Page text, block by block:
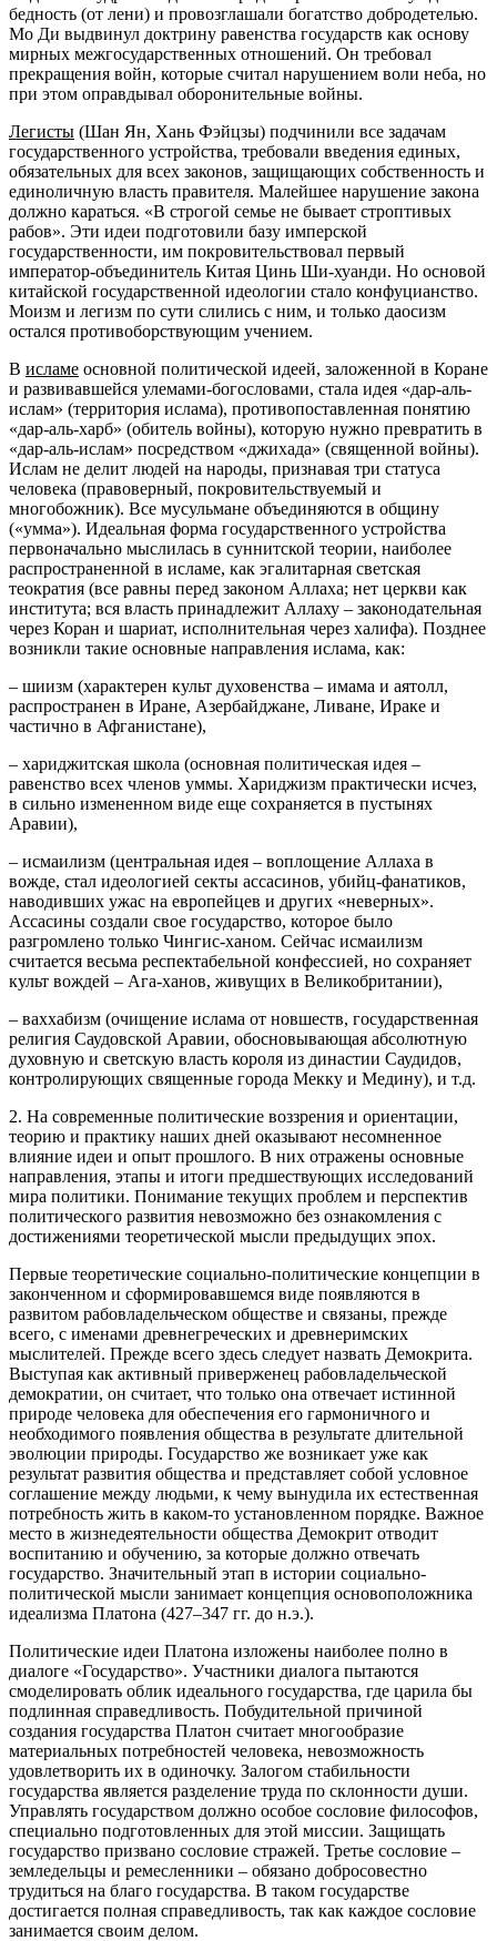
бедность (от лени) и провозглашали богатство добродетелью.
Мо Ди выдвинул доктрину равенства государств как основу
мирных межгосударственных отношений. Он требовал
прекращения войн, которые считал нарушением воли неба, но
при этом оправдывал оборонительные войны.
Легисты (Шан Ян, Хань Фэйцзы) подчинили все задачам
государственного устройства, требовали введения единых,
обязательных для всех законов, защищающих собственность и
единоличную власть правителя. Малейшее нарушение закона
должно караться. «В строгой семье не бывает строптивых
рабов». Эти идеи подготовили базу имперской
государственности, им покровительствовал первый
император-объединитель Китая Цинь Ши-хуанди. Но основой
китайской государственной идеологии стало конфуцианство.
Моизм и легизм по сути слились с ним, и только даосизм
остался противоборствующим учением.
В исламе основной политической идеей, заложенной в Коране
и развивавшейся улемами-богословами, стала идея «дар-аль-
ислам» (территория ислама), противопоставленная понятию
«дар-аль-харб» (обитель войны), которую нужно превратить в
«дар-аль-ислам» посредством «джихада» (священной войны).
Ислам не делит людей на народы, признавая три статуса
человека (правоверный, покровительствуемый и
многобожник). Все мусульмане объединяются в общину
(«умма»). Идеальная форма государственного устройства
первоначально мыслилась в суннитской теории, наиболее
распространенной в исламе, как эгалитарная светская
теократия (все равны перед законом Аллаха; нет церкви как
института; вся власть принадлежит Аллаху – законодательная
через Коран и шариат, исполнительная через халифа). Позднее
возникли такие основные направления ислама, как:
– шиизм (характерен культ духовенства – имама и аятолл,
распространен в Иране, Азербайджане, Ливане, Ираке и
частично в Афганистане),
– хариджитская школа (основная политическая идея –
равенство всех членов уммы. Хариджизм практически исчез,
в сильно измененном виде еще сохраняется в пустынях
Аравии),
– исмаилизм (центральная идея – воплощение Аллаха в
вожде, стал идеологией секты ассасинов, убийц-фанатиков,
наводивших ужас на европейцев и других «неверных».
Ассасины создали свое государство, которое было
разгромлено только Чингис-ханом. Сейчас исмаилизм
считается весьма респектабельной конфессией, но сохраняет
культ вождей – Ага-ханов, живущих в Великобритании),
– ваххабизм (очищение ислама от новшеств, государственная
религия Саудовской Аравии, обосновывающая абсолютную
духовную и светскую власть короля из династии Саудидов,
контролирующих священные города Мекку и Медину), и т.д.
2. На современные политические воззрения и ориентации,
теорию и практику наших дней оказывают несомненное
влияние идеи и опыт прошлого. В них отражены основные
направления, этапы и итоги предшествующих исследований
мира политики. Понимание текущих проблем и перспектив
политического развития невозможно без ознакомления с
достижениями теоретической мысли предыдущих эпох.
Первые теоретические социально-политические концепции в
законченном и сформировавшемся виде появляются в
развитом рабовладельческом обществе и связаны, прежде
всего, с именами древнегреческих и древнеримских
мыслителей. Прежде всего здесь следует назвать Демокрита.
Выступая как активный приверженец рабовладельческой
демократии, он считает, что только она отвечает истинной
природе человека для обеспечения его гармоничного и
необходимого появления общества в результате длительной
эволюции природы. Государство же возникает уже как
результат развития общества и представляет собой условное
соглашение между людьми, к чему вынудила их естественная
потребность жить в каком-то установленном порядке. Важное
место в жизнедеятельности общества Демокрит отводит
воспитанию и обучению, за которые должно отвечать
государство. Значительный этап в истории социально-
политической мысли занимает концепция основоположника
идеализма Платона (427–347 гг. до н.э.).
Политические идеи Платона изложены наиболее полно в
диалоге «Государство». Участники диалога пытаются
смоделировать облик идеального государства, где царила бы
подлинная справедливость. Побудительной причиной
создания государства Платон считает многообразие
материальных потребностей человека, невозможность
удовлетворить их в одиночку. Залогом стабильности
государства является разделение труда по склонности души.
Управлять государством должно особое сословие философов,
специально подготовленных для этой миссии. Защищать
государство призвано сословие стражей. Третье сословие –
земледельцы и ремесленники – обязано добросовестно
трудиться на благо государства. В таком государстве
достигается полная справедливость, так как каждое сословие
занимается своим делом.